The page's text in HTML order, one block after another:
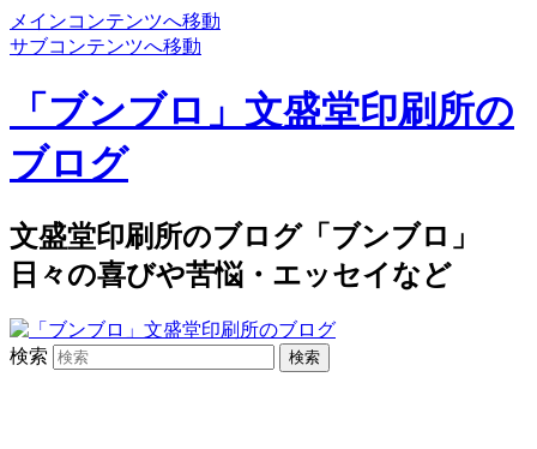
メインコンテンツへ移動
サブコンテンツへ移動
「ブンブロ」文盛堂印刷所の
ブログ
文盛堂印刷所のブログ「ブンブロ」
日々の喜びや苦悩・エッセイなど
検索